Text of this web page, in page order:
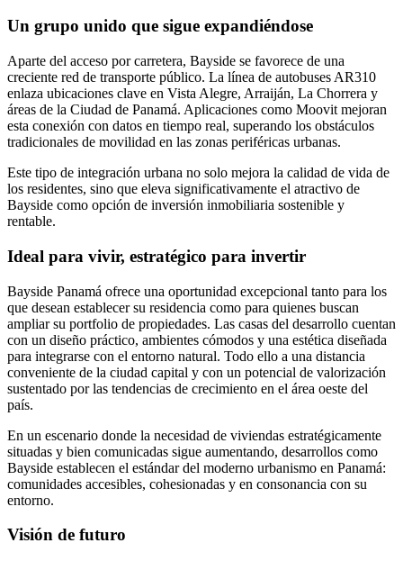
Un grupo unido que sigue expandiéndose
Aparte del acceso por carretera, Bayside se favorece de una
creciente red de transporte público. La línea de autobuses AR310
enlaza ubicaciones clave en Vista Alegre, Arraiján, La Chorrera y
áreas de la Ciudad de Panamá. Aplicaciones como Moovit mejoran
esta conexión con datos en tiempo real, superando los obstáculos
tradicionales de movilidad en las zonas periféricas urbanas.
Este tipo de integración urbana no solo mejora la calidad de vida de
los residentes, sino que eleva significativamente el atractivo de
Bayside como opción de inversión inmobiliaria sostenible y
rentable.
Ideal para vivir, estratégico para invertir
Bayside Panamá ofrece una oportunidad excepcional tanto para los
que desean establecer su residencia como para quienes buscan
ampliar su portfolio de propiedades. Las casas del desarrollo cuentan
con un diseño práctico, ambientes cómodos y una estética diseñada
para integrarse con el entorno natural. Todo ello a una distancia
conveniente de la ciudad capital y con un potencial de valorización
sustentado por las tendencias de crecimiento en el área oeste del
país.
En un escenario donde la necesidad de viviendas estratégicamente
situadas y bien comunicadas sigue aumentando, desarrollos como
Bayside establecen el estándar del moderno urbanismo en Panamá:
comunidades accesibles, cohesionadas y en consonancia con su
entorno.
Visión de futuro